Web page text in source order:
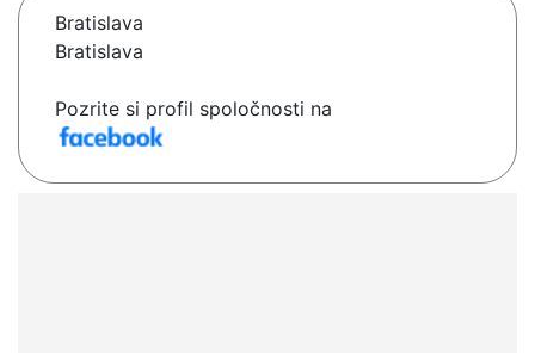
Bratislava
Bratislava
Pozrite si profil spoločnosti na